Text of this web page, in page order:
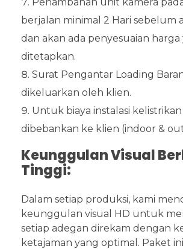
berjalan minimal 2 Hari sebelum
dan akan ada penyesuaian
ditetapkan.
Surat Pengantar Loading
dikeluarkan oleh klien.
Untuk biaya instalasi kelistrikan
dibebankan ke klien (indoor &
Keunggulan Visual
Tinggi:
Dalam setiap produksi, kami
keunggulan visual HD untuk
setiap adegan direkam dengan
ketajaman yang optimal. Paket